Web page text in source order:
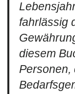
fahrlässig
diesem
Personen,